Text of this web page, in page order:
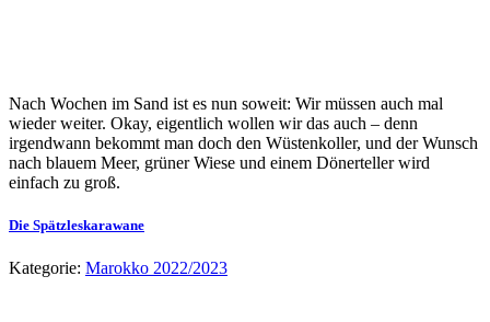
Nach Wochen im Sand ist es nun soweit: Wir müssen auch mal
wieder weiter. Okay, eigentlich wollen wir das auch – denn
irgendwann bekommt man doch den Wüstenkoller, und der Wunsch
nach blauem Meer, grüner Wiese und einem Dönerteller wird
einfach zu groß.
Die Spätzleskarawane
Kategorie: Marokko 2022/2023